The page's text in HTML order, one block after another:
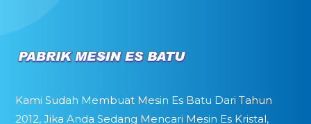
Kami Sudah Membuat Mesin Es Batu Dari Tahun
2012, Jika Anda Sedang Mencari Mesin Es Kristal,